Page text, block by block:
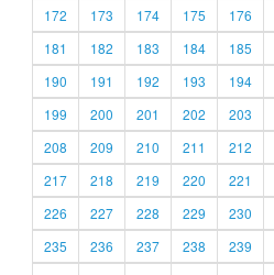
172
173 174 175 176
181
182 183 184 185
190
191 192 193 194
199
200 201 202 203
208
209 210 211 212
217
218 219 220 221
226
227 228 229 230
235
236 237 238 239